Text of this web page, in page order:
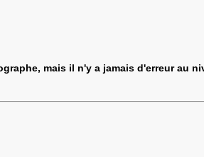
mais il n'y a jamais d'erreur au